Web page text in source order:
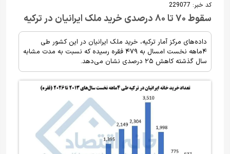
کد خبر: 229077
سقوط ۷۰ تا ۸۰ درصدی خرید ملک ایرانیان در ترکیه
داده‌های مرکز آمار ترکیه، خرید ملک ایرانیان در این کشور طی
۴ماهه نخست امسال به ۴۷۹ فقره رسیده که نسبت به مدت مشابه
سال گذشته کاهش ۲۵ درصدی نشان می‌دهد.